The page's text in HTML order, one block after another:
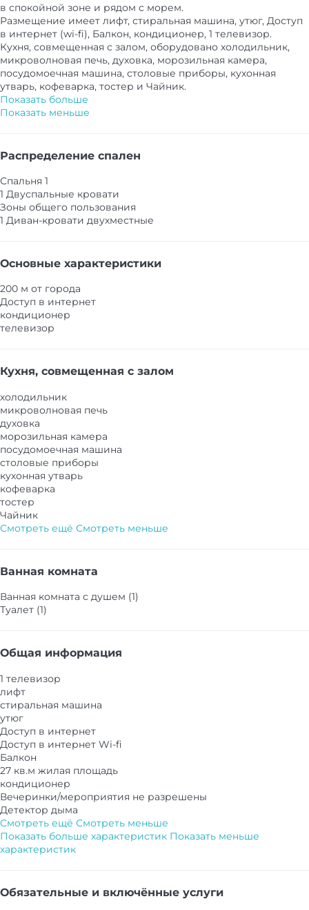
в спокойной зоне и рядом с морем.
Размещение имеет лифт, стиральная машина, утюг, Доступ
в интернет (wi-fi), Балкон, кондиционер, 1 телевизор.
Кухня, совмещенная с залом, оборудовано холодильник,
микроволновая печь, духовка, морозильная камера,
посудомоечная машина, столовые приборы, кухонная
утварь, кофеварка, тостер и Чайник.
Показать больше
Показать меньше
Распределение спален
Спальня 1
1 Двуспальные кровати
Зоны общего пользования
1 Диван-кровати двухместные
Основные характеристики
200 м от города
Доступ в интернет
кондиционер
телевизор
Кухня, совмещенная с залом
холодильник
микроволновая печь
духовка
морозильная камера
посудомоечная машина
столовые приборы
кухонная утварь
кофеварка
тостер
Чайник
Смотреть ещё Смотреть меньше
Ванная комната
Ванная комната с душем (1)
Туалет (1)
Общая информация
1 телевизор
лифт
стиральная машина
утюг
Доступ в интернет
Доступ в интернет Wi-fi
Балкон
27 кв.м жилая площадь
кондиционер
Вечеринки/мероприятия не разрешены
Детектор дыма
Смотреть ещё Смотреть меньше
Показать больше характеристик Показать меньше
характеристик
Обязательные и включённые услуги